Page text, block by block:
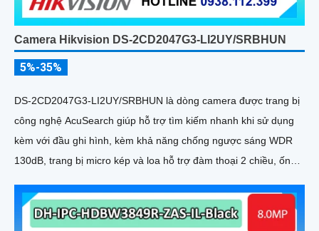
Camera Hikvision DS-2CD2047G3-LI2UY/SRBHUN
5%-35%
DS-2CD2047G3-LI2UY/SRBHUN là dòng camera được trang bị
công nghệ AcuSearch giúp hỗ trợ tìm kiếm nhanh khi sử dụng
kèm với đầu ghi hình, kèm khả năng chống ngược sáng WDR
130dB, trang bị micro kép và loa hỗ trợ đàm thoại 2 chiều, ống